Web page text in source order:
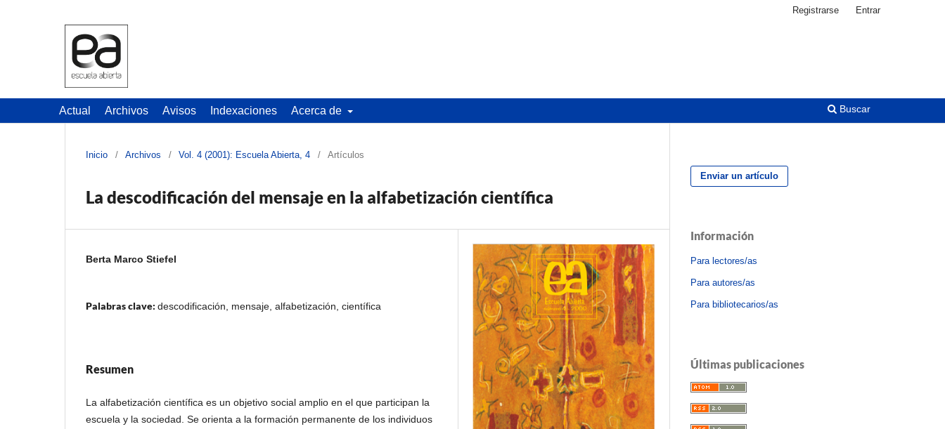
Actual Archivos Avisos Indexaciones Acerca de Buscar
Registrarse Entrar
Inicio / Archivos / Vol. 4 (2001): Escuela Abierta, 4 / Artículos
La descodificación del mensaje en la alfabetización científica
Berta Marco Stiefel
Palabras clave: descodificación, mensaje, alfabetización, científica
Resumen
La alfabetización científica es un objetivo social amplio en el que participan la
escuela y la sociedad. Se orienta a la formación permanente de los individuos
Enviar un artículo
Información
Para lectores/as
Para autores/as
Para bibliotecarios/as
Últimas publicaciones